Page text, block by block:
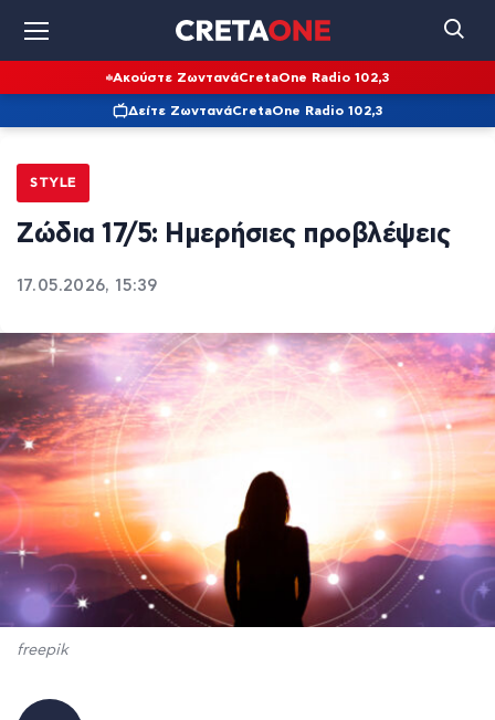
Ακούστε ΖωντανάCretaOne Radio 102,3
Δείτε ΖωντανάCretaOne Radio 102,3
STYLE
Ζώδια 17/5: Ημερήσιες προβλέψεις
17.05.2026, 15:39
freepik